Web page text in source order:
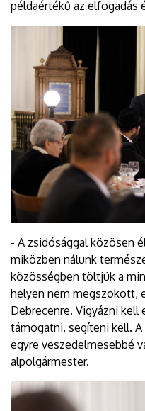
példaértékű az elfogadás
- A zsidósággal közösen
miközben nálunk
közösségben töltjük a
helyen nem megszokott,
Debrecenre. Vigyázni kell
támogatni, segíteni kell.
egyre veszedelmesebbé
alpolgármester.